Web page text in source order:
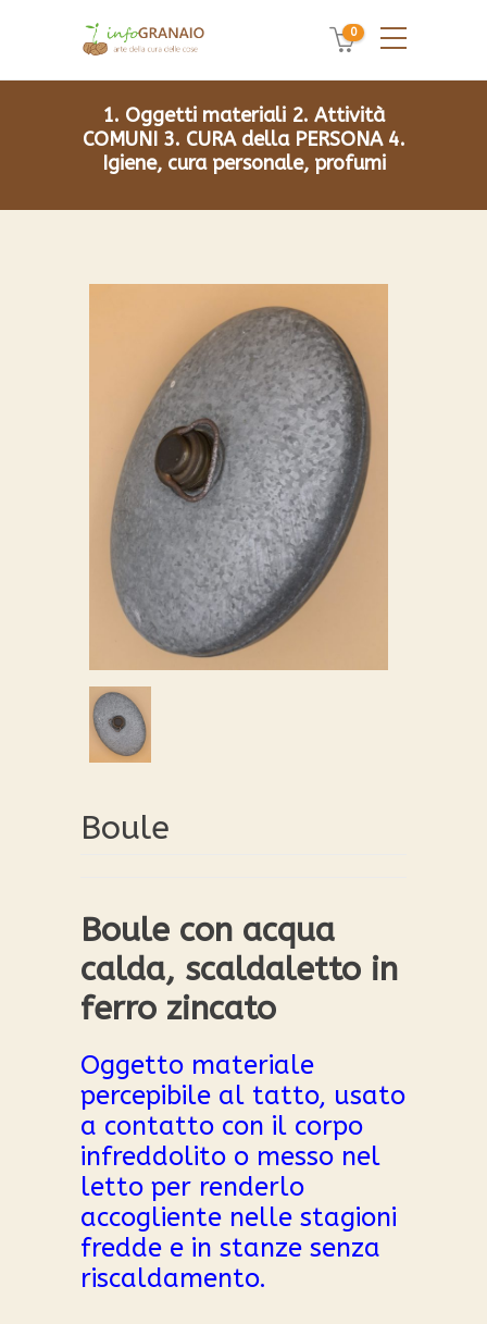
0
1. Oggetti materiali 2. Attività
COMUNI 3. CURA della PERSONA 4.
Igiene, cura personale, profumi
Boule
Boule con acqua
calda, scaldaletto in
ferro zincato
Oggetto materiale
percepibile al tatto, usato
a contatto con il corpo
infreddolito o messo nel
letto per renderlo
accogliente nelle stagioni
fredde e in stanze senza
riscaldamento.